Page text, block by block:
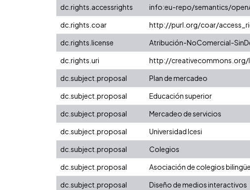
dc.rights.accessrights info:eu-repo/semantics/
dc.rights.coar
http://purl.org/coar/
dc.rights.license
Atribución-NoComercial-
dc.rights.uri
http://
dc.subject.proposal
Plan de mercadeo
dc.subject.proposal
Educación superior
dc.subject.proposal
Mercadeo de servicios
dc.subject.proposal
Universidad Icesi
dc.subject.proposal
Colegios
dc.subject.proposal
Asociación de colegios
dc.subject.proposal
Diseño de medios interactivos